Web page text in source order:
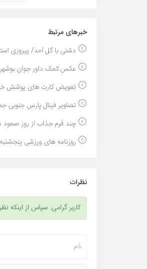
خبر‌های مرتبط
دشتی با گل آمد/ پیروزی
عکس:کمک داور جوان
تعویض کارت های پوشش
تصاویر فینال پارس
چند فرم جذاب از روز
روزنامه های ورزشی پنجشنبه ۲۷ مهر ۹۶...
نظرات
کاربر گرامی: سپاس از اینکه